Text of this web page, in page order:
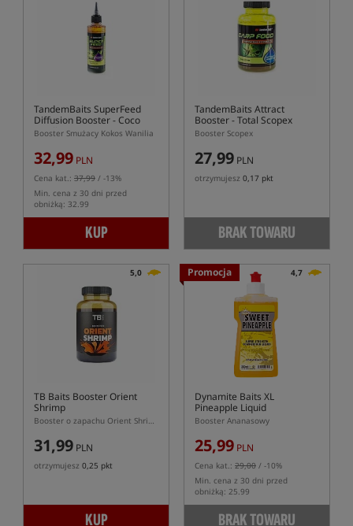
TandemBaits SuperFeed
Diffusion Booster - Coco
Vanilla
Booster Smużacy Kokos Wanilia
32,99 PLN
Cena kat.: 37,99 / -13%
Min. cena z 30 dni przed
obniżką: 32.99
KUP
TandemBaits Attract
Booster- Total Scopex
Booster Scopex
27,99 PLN
otrzymujesz 0,17 pkt
BRAK TOWARU
5,0
TB Baits Booster Orient
Shrimp
Booster o zapachu Orient Shrimp
31,99 PLN
otrzymujesz 0,25 pkt
KUP
Promocja 4,7
Dynamite Baits XL
Pineapple Liquid
Booster Ananasowy
25,99 PLN
Cena kat.: 29,00 / -10%
Min. cena z 30 dni przed
obniżką: 25.99
BRAK TOWARU